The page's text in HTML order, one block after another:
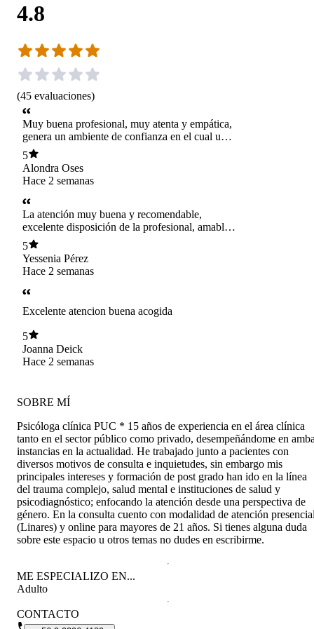
4.8
(45 evaluaciones)
Muy buena profesional, muy atenta y empática,
genera un ambiente de confianza en el cual uno
pueda sentirse cómodo y cercano
5
Alondra Oses
Hace 2 semanas
La atención muy buena y recomendable,
excelente disposición de la profesional, amable
y confiable.
5
Yessenia Pérez
Hace 2 semanas
Excelente atencion buena acogida
5
Joanna Deick
Hace 2 semanas
SOBRE MÍ
Psicóloga clínica PUC * 15 años de experiencia en el área clínica
tanto en el sector público como privado, desempeñándome en
instancias en la actualidad. He trabajado junto a pacientes con
diversos motivos de consulta e inquietudes, sin embargo mis
principales intereses y formación de post grado han ido en la línea
del trauma complejo, salud mental e instituciones de salud y
psicodiagnóstico; enfocando la atención desde una perspectiva de
género. En la consulta cuento con modalidad de atención
(Linares) y online para mayores de 21 años. Si tienes alguna duda
sobre este espacio u otros temas no dudes en escribirme.
ME ESPECIALIZO EN...
Adulto
CONTACTO